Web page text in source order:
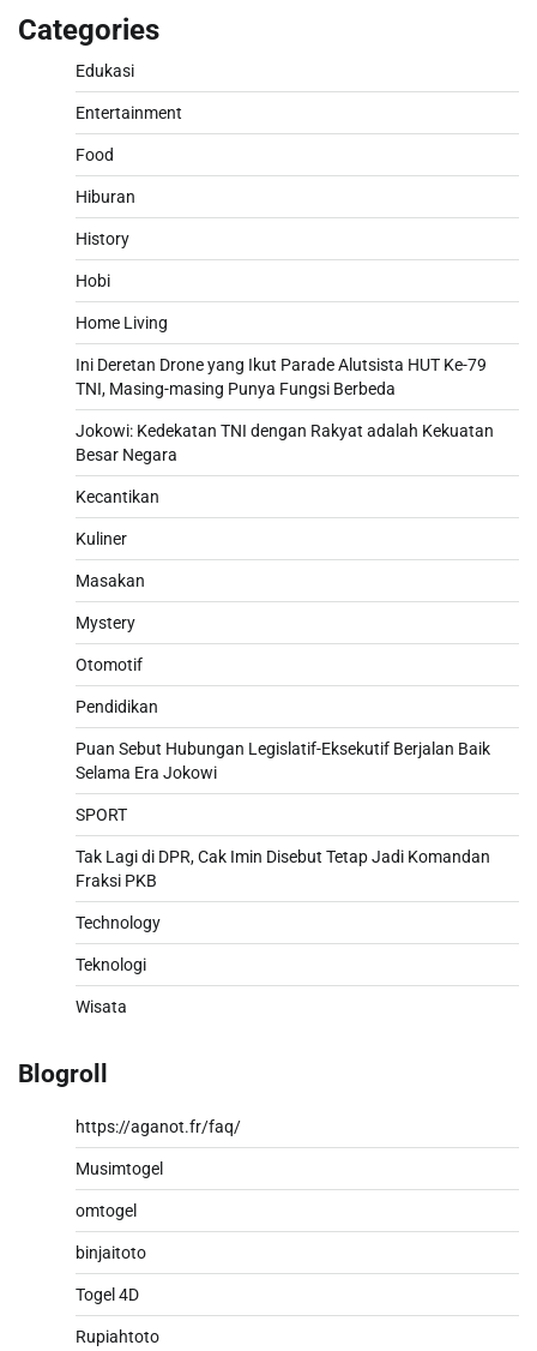
Categories
Edukasi
Entertainment
Food
Hiburan
History
Hobi
Home Living
Ini Deretan Drone yang Ikut Parade Alutsista HUT Ke-79
TNI, Masing-masing Punya Fungsi Berbeda
Jokowi: Kedekatan TNI dengan Rakyat adalah Kekuatan
Besar Negara
Kecantikan
Kuliner
Masakan
Mystery
Otomotif
Pendidikan
Puan Sebut Hubungan Legislatif-Eksekutif Berjalan Baik
Selama Era Jokowi
SPORT
Tak Lagi di DPR, Cak Imin Disebut Tetap Jadi Komandan
Fraksi PKB
Technology
Teknologi
Wisata
Blogroll
https://aganot.fr/faq/
Musimtogel
omtogel
binjaitoto
Togel 4D
Rupiahtoto